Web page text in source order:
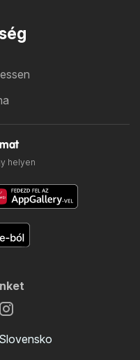
helyen
Slovensko